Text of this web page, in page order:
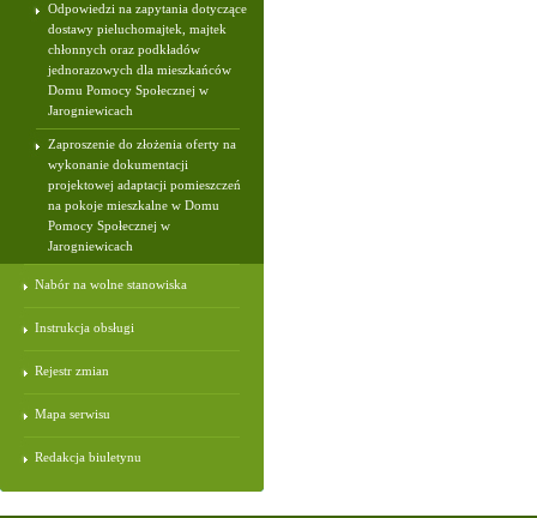
Odpowiedzi na zapytania dotyczące
dostawy pieluchomajtek, majtek
chłonnych oraz podkładów
jednorazowych dla mieszkańców
Domu Pomocy Społecznej w
Jarogniewicach
Zaproszenie do złożenia oferty na
wykonanie dokumentacji
projektowej adaptacji pomieszczeń
na pokoje mieszkalne w Domu
Pomocy Społecznej w
Jarogniewicach
Nabór na wolne stanowiska
Instrukcja obsługi
Rejestr zmian
Mapa serwisu
Redakcja biuletynu